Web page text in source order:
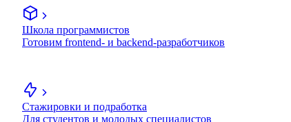
Школа программистов
Готовим frontend- и backend-разработчиков
Стажировки и подработка
Для студентов и молодых специалистов